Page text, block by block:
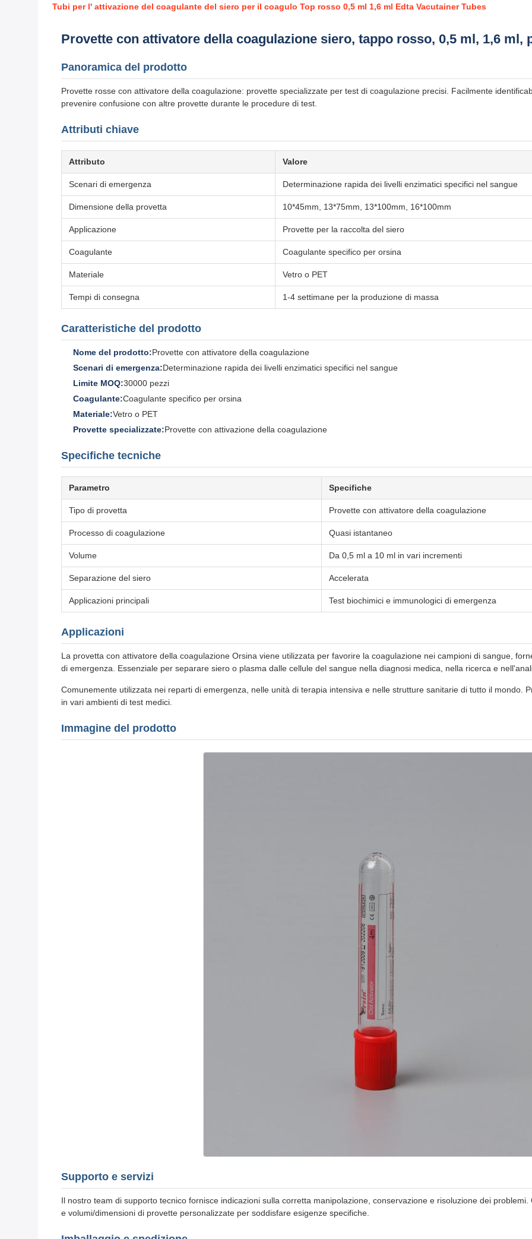
Tubi per l' attivazione del coagulante del siero per il coagulo Top rosso 0,5 ml 1,6 ml Edta Vacutainer Tubes
Provette con attivatore della coagulazione siero, tappo rosso, 0,5 ml, 1,6 ml,
Panoramica del prodotto
Provette rosse con attivatore della coagulazione: provette specializzate per test di coagulazione precisi. Facilmente
prevenire confusione con altre provette durante le procedure di test.
Attributi chiave
Attributo Valore
Scenari di emergenza Determinazione rapida dei livelli enzimatici specifici nel sangue
Dimensione della provetta 10*45mm, 13*75mm, 13*100mm, 16*100mm
Applicazione Provette per la raccolta del siero
Coagulante Coagulante specifico per orsina
Materiale Vetro o PET
Tempi di consegna 1-4 settimane per la produzione di massa
Caratteristiche del prodotto
Nome del prodotto:Provette con attivatore della coagulazione
Scenari di emergenza:Determinazione rapida dei livelli enzimatici specifici nel sangue
Limite MOQ:30000 pezzi
Coagulante:Coagulante specifico per orsina
Materiale:Vetro o PET
Provette specializzate:Provette con attivazione della coagulazione
Specifiche tecniche
Parametro Specifiche
Tipo di provetta Provette con attivatore della coagulazione
Processo di coagulazione Quasi istantaneo
Volume Da 0,5 ml a 10 ml in vari incrementi
Separazione del siero Accelerata
Applicazioni principali Test biochimici e immunologici di emergenza
Applicazioni
La provetta con attivatore della coagulazione Orsina viene utilizzata per favorire la coagulazione nei campioni di sangue,
di emergenza. Essenziale per separare siero o plasma dalle cellule del sangue nella diagnosi medica, nella ricerca e
Comunemente utilizzata nei reparti di emergenza, nelle unità di terapia intensiva e nelle strutture sanitarie di tutto il mondo.
in vari ambienti di test medici.
Immagine del prodotto
Supporto e servizi
Il nostro team di supporto tecnico fornisce indicazioni sulla corretta manipolazione, conservazione e risoluzione dei
e volumi/dimensioni di provette personalizzate per soddisfare esigenze specifiche.